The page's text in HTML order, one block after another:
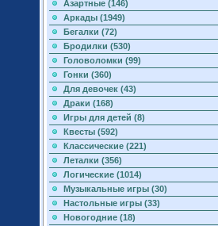
Азартные (146)
Аркады (1949)
Бегалки (72)
Бродилки (530)
Головоломки (99)
Гонки (360)
Для девочек (43)
Драки (168)
Игры для детей (8)
Квесты (592)
Классические (221)
Леталки (356)
Логические (1014)
Музыкальные игры (30)
Настольные игры (33)
Новогодние (18)